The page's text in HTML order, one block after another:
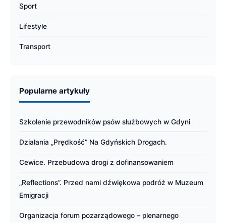
Sport
Lifestyle
Transport
Popularne artykuły
Szkolenie przewodników psów służbowych w Gdyni
Działania „Prędkość” Na Gdyńskich Drogach.
Cewice. Przebudowa drogi z dofinansowaniem
„Reflections”. Przed nami dźwiękowa podróż w Muzeum
Emigracji
Organizacja forum pozarządowego – plenarnego